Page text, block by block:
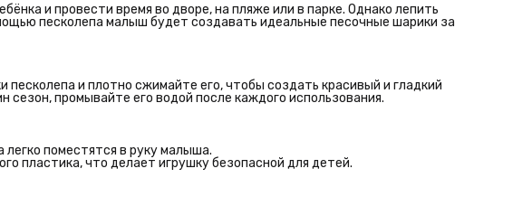
и провести время во дворе, на пляже или в парке. Однако лепить
песколепа малыш будет создавать идеальные песочные шарики за
песколепа и плотно сжимайте его, чтобы создать красивый и гладкий
промывайте его водой после каждого использования.
поместятся в руку малыша.
пластика, что делает игрушку безопасной для детей.